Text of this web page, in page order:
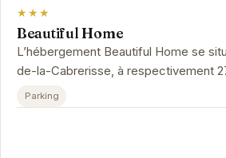
★★★
Beautiful Home
L’hébergement Beautiful Home se
de-la-Cabrerisse, à respectivement
ces lieux d’intérêt : T...
Parking